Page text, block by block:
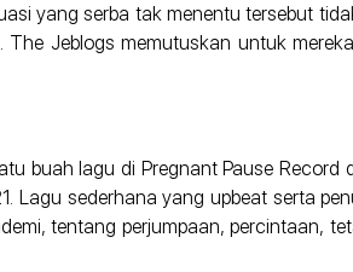
yang serba tak menentu tersebut
Jeblogs memutuskan untuk
buah lagu di Pregnant Pause Record
Lagu sederhana yang upbeat serta
tentang perjumpaan, percintaan,